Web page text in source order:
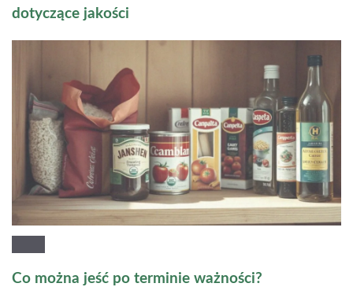
dotyczące jakości
Co można jeść po terminie ważności?